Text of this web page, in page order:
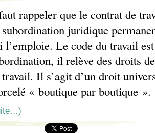
rappeler que le contrat de
juridique
l’emploie. Le code du travail
il relève des droits
Il s’agit d’un droit
« boutique par boutique ».